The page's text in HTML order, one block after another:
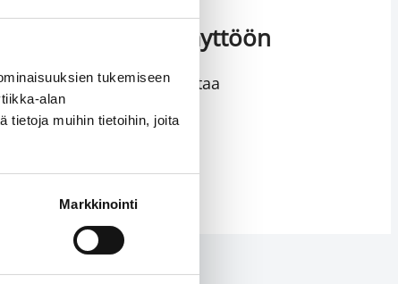
tukemiseen
alan
tietoja muihin tietoihin, joita
Markkinointi
ja käyttöön
ja huollossa on hyvä ottaa